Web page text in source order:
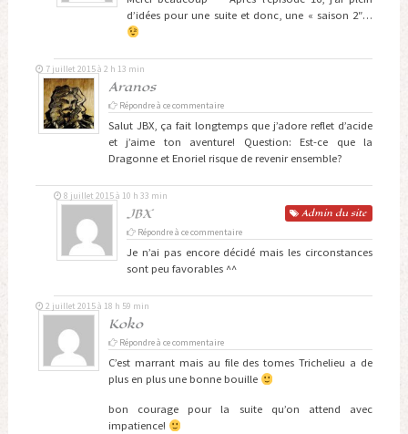
d’idées pour une suite et donc, une « saison 2″…
Aranos
7 juillet 2015 à 2 h 13 min
Répondre à ce commentaire
Salut JBX, ça fait longtemps que j’adore reflet d’acide
et j’aime ton aventure! Question: Est-ce que la
Dragonne et Enoriel risque de revenir ensemble?
JBX Admin du site
8 juillet 2015 à 10 h 33 min
Répondre à ce commentaire
Je n’ai pas encore décidé mais les circonstances
sont peu favorables ^^
Koko
2 juillet 2015 à 18 h 59 min
Répondre à ce commentaire
C’est marrant mais au file des tomes Trichelieu a de
plus en plus une bonne bouille
bon courage pour la suite qu’on attend avec
impatience!